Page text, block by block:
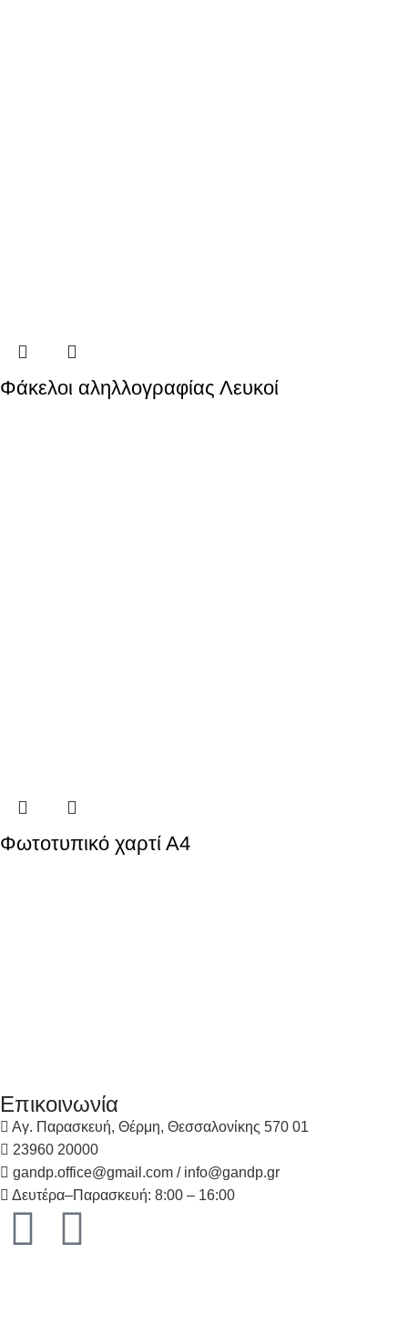
Φάκελοι αληλλογραφίας Λευκοί
Φωτοτυπικό χαρτί Α4
Επικοινωνία
Αγ. Παρασκευή, Θέρμη, Θεσσαλονίκης 570 01
23960 20000
gandp.office@gmail.com / info@gandp.gr
Δευτέρα–Παρασκευή: 8:00 – 16:00